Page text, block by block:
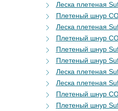
Леска плетеная
Плетеный шнур
Леска плетеная
Плетеный шнур
Плетеный шнур
Плетеный шнур
Леска плетеная
Леска плетеная
Плетеный шнур
Плетеный шнур